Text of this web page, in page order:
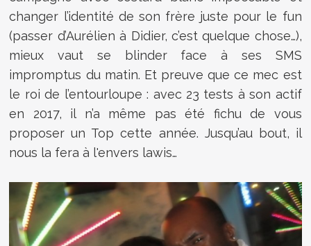
changer l’identité de son frère juste pour le fun
(passer d’Aurélien à Didier, c’est quelque chose…),
mieux vaut se blinder face à ses SMS
impromptus du matin. Et preuve que ce mec est
le roi de l’entourloupe : avec 23 tests à son actif
en 2017, il n’a même pas été fichu de vous
proposer un Top cette année. Jusqu’au bout, il
nous la fera à l'envers lawis…